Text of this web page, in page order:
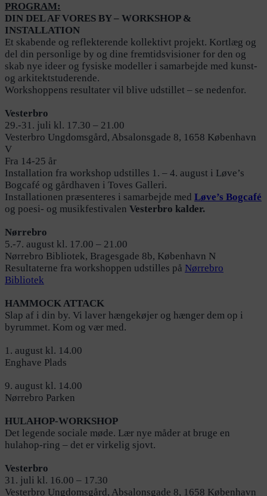
PROGRAM:
DIN DEL AF VORES BY – WORKSHOP &
INSTALLATION
Et skabende og reflekterende kollektivt projekt. Kortlæg og
del din personlige by og dine frem­tidsvisioner for den og
skab nye ideer og fysiske modeller i samarbejde med kunst-
og arkitektstu­derende.
Workshoppens resultater vil blive udstillet – se nedenfor.
Vesterbro
29.-31. juli kl. 17.30 – 21.00
Vesterbro Ungdomsgård, Absalonsgade 8, 1658 København
V
Fra 14-25 år
Installation fra workshop udstilles 1. – 4. august i Løve’s
Bogcafé og gårdhaven i Toves Galleri.
Installationen præsenteres i samarbejde med Løve’s Bogcafé
og poesi- og musikfestivalen Vesterbro kalder.
Nørrebro
5.-7. august kl. 17.00 – 21.00
Nørrebro Bibliotek, Bragesgade 8b, København N
Resultaterne fra workshoppen udstilles på Nørrebro
Bibliotek
HAMMOCK ATTACK
Slap af i din by. Vi laver hængekøjer og hænger dem op i
byrummet. Kom og vær med.
1. august kl. 14.00
Enghave Plads
9. august kl. 14.00
Nørrebro Parken
HULAHOP-WORKSHOP
Det legende sociale møde. Lær nye måder at bruge en
hulahop-ring – det er virkelig sjovt.
Vesterbro
31. juli kl. 16.00 – 17.30
Vesterbro Ungdomsgård, Absalonsgade 8, 1658 København